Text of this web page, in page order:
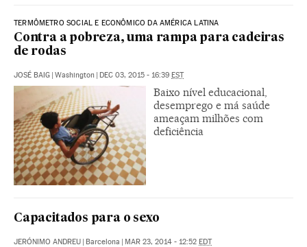
TERMÔMETRO SOCIAL E ECONÔMICO DA AMÉRICA LATINA
Contra a pobreza, uma rampa para cadeiras
de rodas
JOSÉ BAIG | Washington | DEC 03, 2015 - 16:39 EST
Baixo nível educacional,
desemprego e má saúde
ameaçam milhões com
deficiência
Capacitados para o sexo
JERÓNIMO ANDREU | Barcelona | MAR 23, 2014 - 12:52 EDT